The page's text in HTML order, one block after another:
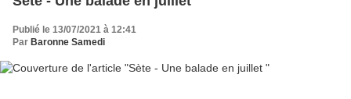
Publié le 13/07/2021 à 12:41
Par Baronne Samedi